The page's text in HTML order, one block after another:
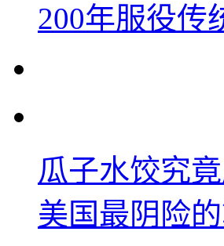
200年服役传
瓜子水饺究
美国最阴险